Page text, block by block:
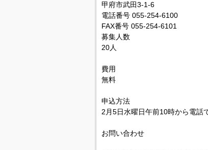
甲府市武田3-1-6
電話番号 055-254-6100
FAX番号 055-254-6101
募集人数
20人
費用
無料
申込方法
2月5日水曜日午前10時から電話
お問い合わせ